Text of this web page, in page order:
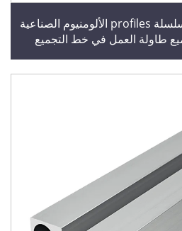
2.0 سماكة الجدار 3030 سلسلة profiles الألومنيوم الصناعية
طاولة العمل في خط التجميع